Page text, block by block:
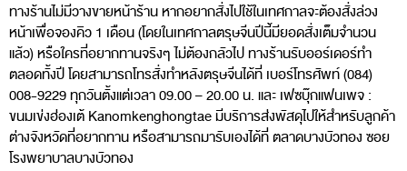
ทางร้านไม่มีวางขายหน้าร้าน หากอยากสั่งไปใช้ในเทศกาลจะต้องสั่งล่วง
หน้าเพื่อจองคิว 1 เดือน (โดยในเทศกาลตรุษจีนปีนี้มียอดสั่งเต็มจำนวน
แล้ว) หรือใครที่อยากทานจริงๆ ไม่ต้องกลัวไป ทางร้านรับออร์เดอร์ทำ
ตลอดทั้งปี โดยสามารถโทรสั่งทำหลังตรุษจีนได้ที่ เบอร์โทรศัพท์ (084)
008-9229 ทุกวันตั้งแต่เวลา 09.00 – 20.00 น. และ เฟซบุ๊กแฟนเพจ :
ขนมเข่งฮ่องเต้ Kanomkenghongtae มีบริการส่งพัสดุไปให้สำหรับลูกค้า
ต่างจังหวัดที่อยากทาน หรือสามารถมารับเองได้ที่ ตลาดบางบัวทอง ซอย
โรงพยาบาลบางบัวทอง